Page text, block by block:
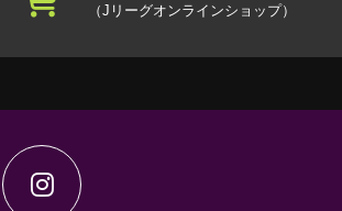
（Jリーグオンラインショップ）